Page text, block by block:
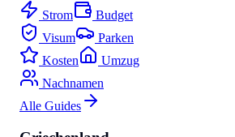
Strom
Budget
Visum
Parken
Kosten
Umzug
Nachnamen
Alle Guides